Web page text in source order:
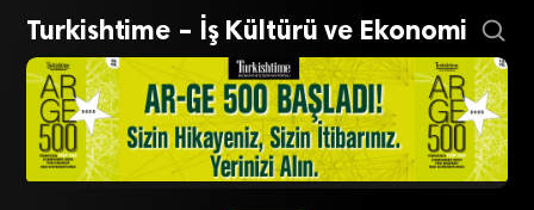
Turkishtime – İş Kültürü ve Ekonomi